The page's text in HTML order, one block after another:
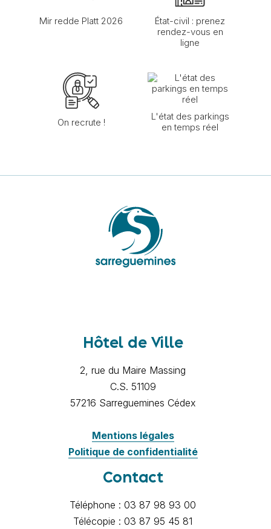
Mir redde Platt 2026
État-civil : prenez
rendez-vous en
ligne
On recrute !
L'état des parkings
en temps réel
Hôtel de Ville
2, rue du Maire Massing
C.S. 51109
57216 Sarreguemines Cédex
Mentions légales
Politique de confidentialité
Contact
Téléphone : 03 87 98 93 00
Télécopie : 03 87 95 45 81